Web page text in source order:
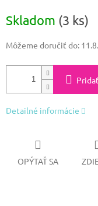
cena:
Skladom (3 ks)
Môžeme doručiť do:
Detailné informácie
OPÝTAŤ SA